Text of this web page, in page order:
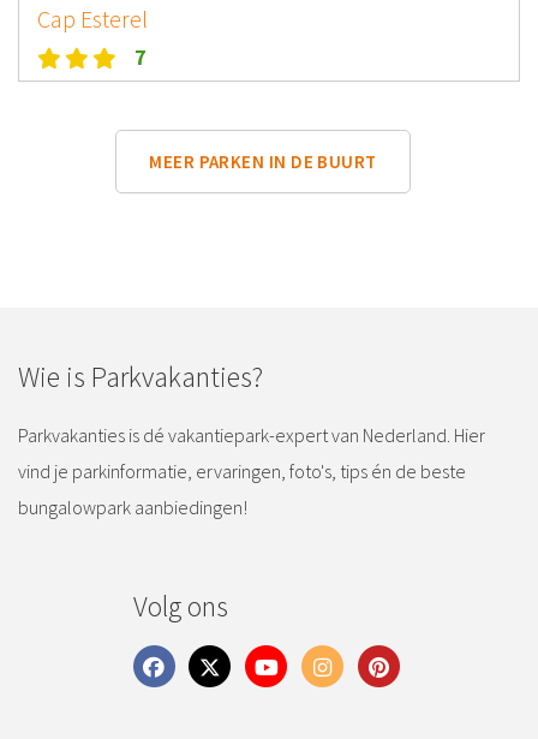
Cap Esterel
7
MEER PARKEN IN DE BUURT
Wie is Parkvakanties?
Parkvakanties is dé vakantiepark-expert van Nederland. Hier
vind je parkinformatie, ervaringen, foto's, tips én de beste
bungalowpark aanbiedingen!
Volg ons